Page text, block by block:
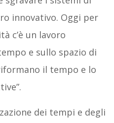
innovativo. Oggi per
c’è un lavoro
e sullo spazio di
il tempo e lo
dei tempi e degli